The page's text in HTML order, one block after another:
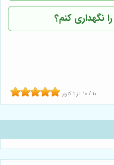
نگهداری کنم؟
10 / 10 از 1 کاربر